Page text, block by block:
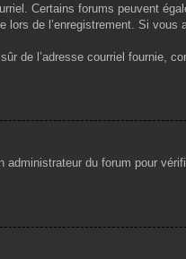
Certains forums peuvent
de l’enregistrement. Si vous
de l’adresse courriel fournie,
du forum pour